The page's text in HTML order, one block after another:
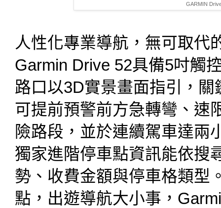
GARMIN
人性化專業導航，無可取代
Garmin Drive 52具備5吋觸
路口以3D實景畫面指引，
可提前預警前方急轉彎、速
險路段，並於連續駕車達兩
獨家進階停車點資訊能依搜
勢、收費金額與停車格類型
點，出遊導航大小事，